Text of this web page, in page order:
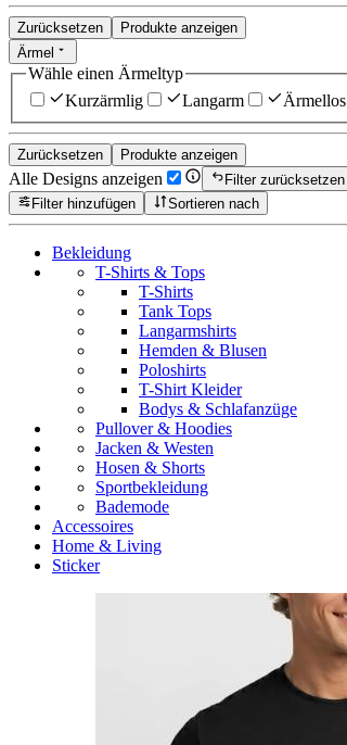
Zurücksetzen
Produkte anzeigen
Ärmel
Wähle einen Ärmeltyp
Kurzärmlig
Langarm Ärmellos
Zurücksetzen Produkte anzeigen
Alle Designs anzeigen
Filter zurücksetzen
Filter hinzufügen
Sortieren nach
Bekleidung
T-Shirts & Tops
T-Shirts
Tank Tops
Langarmshirts
Hemden & Blusen
Poloshirts
T-Shirt Kleider
Bodys & Schlafanzüge
Pullover & Hoodies
Jacken & Westen
Hosen & Shorts
Sportbekleidung
Bademode
Accessoires
Home & Living
Sticker